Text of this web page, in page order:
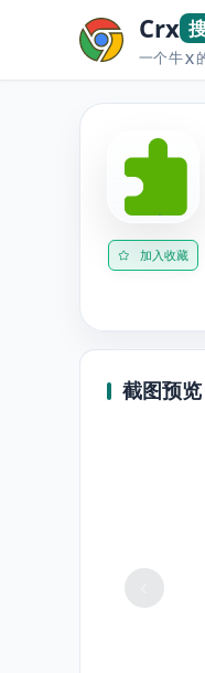
Crx
一个牛X
加入收藏
截图预览